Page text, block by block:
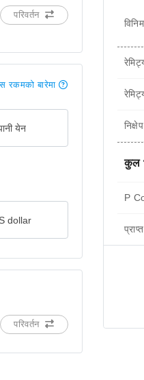
परिवर्तन
रकमको बारेमा
येन
dollar
परिवर्तन
कुल
P